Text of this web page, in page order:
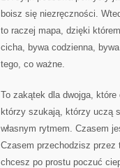
boisz się niezręczności.
to raczej mapa, dzięki
cicha, bywa codzienna,
tego, co ważne.
To zakątek dla dwojga,
którzy szukają, którzy uczą
własnym rytmem. Czasem
Czasem przechodzisz przez
chcesz po prostu poczuć